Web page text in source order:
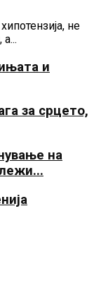
не
и
за срцето,
на